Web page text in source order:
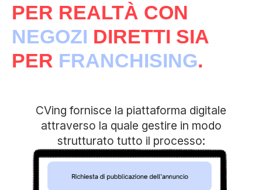
PER REALTÀ CON
NEGOZI DIRETTI SIA
PER FRANCHISING.
CVing fornisce la piattaforma digitale
attraverso la quale gestire in modo
strutturato tutto il processo: